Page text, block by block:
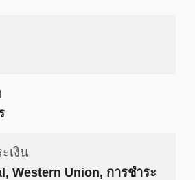
เงิน
Western Union, การชำระ